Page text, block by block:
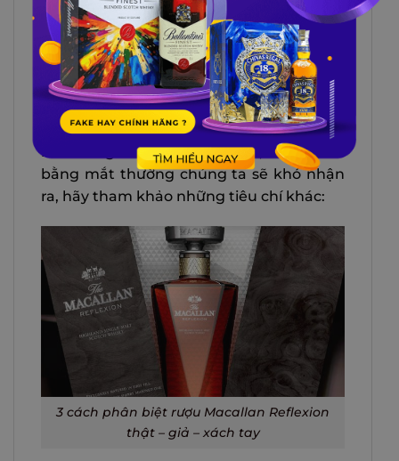
3 CÁCH PHÂN BIỆT RƯỢU
MACALLAN REFLEXION THẬT –
GIẢ – XÁCH TAY
Nhiều khách hàng lầm tưởng rằng rượu
Macallan Reflexion vàrượu Macallan
Oscurokhó bị làm giả vì chai rượu được
làm bằng chất liệu cao cấp, tuy nhiên
bằng mắt thường chúng ta sẽ khó nhận
ra, hãy tham khảo những tiêu chí khác:
3 cách phân biệt rượu Macallan Reflexion
thật – giả – xách tay